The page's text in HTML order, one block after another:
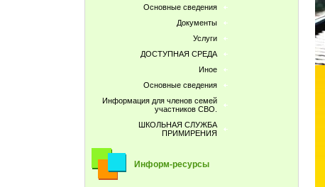
Основные сведения
Документы
Услуги
ДОСТУПНАЯ СРЕДА
Иное
Основные сведения
Информация для членов семей
участников СВО.
ШКОЛЬНАЯ СЛУЖБА
ПРИМИРЕНИЯ
Информ-ресурсы